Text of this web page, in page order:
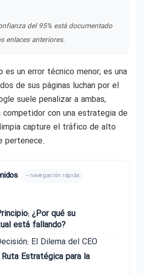
del 95% está documentado
enlaces anteriores.
es un error técnico menor; es una
de sus páginas luchan por el
suele penalizar a ambas,
con una estrategia de
capture el tráfico de alto
pertenece.
– navegación rápida
¿Por qué su
está fallando?
El Dilema del CEO
Estratégica para la